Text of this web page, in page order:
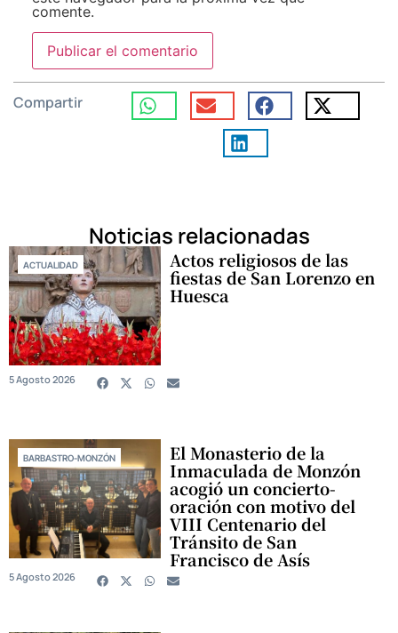
comente.
Compartir
Noticias relacionadas
ACTUALIDAD Actos religiosos de las
fiestas de San Lorenzo en
Huesca
5 Agosto 2026
BARBASTRO-MONZÓN El Monasterio de la
Inmaculada de Monzón
acogió un concierto-
oración con motivo del
VIII Centenario del
Tránsito de San
Francisco de Asís
5 Agosto 2026